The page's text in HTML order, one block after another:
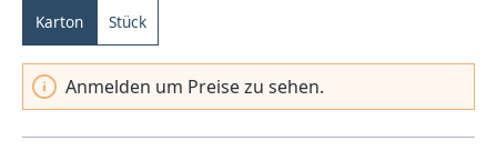
Karton Stück
Anmelden um Preise zu sehen.